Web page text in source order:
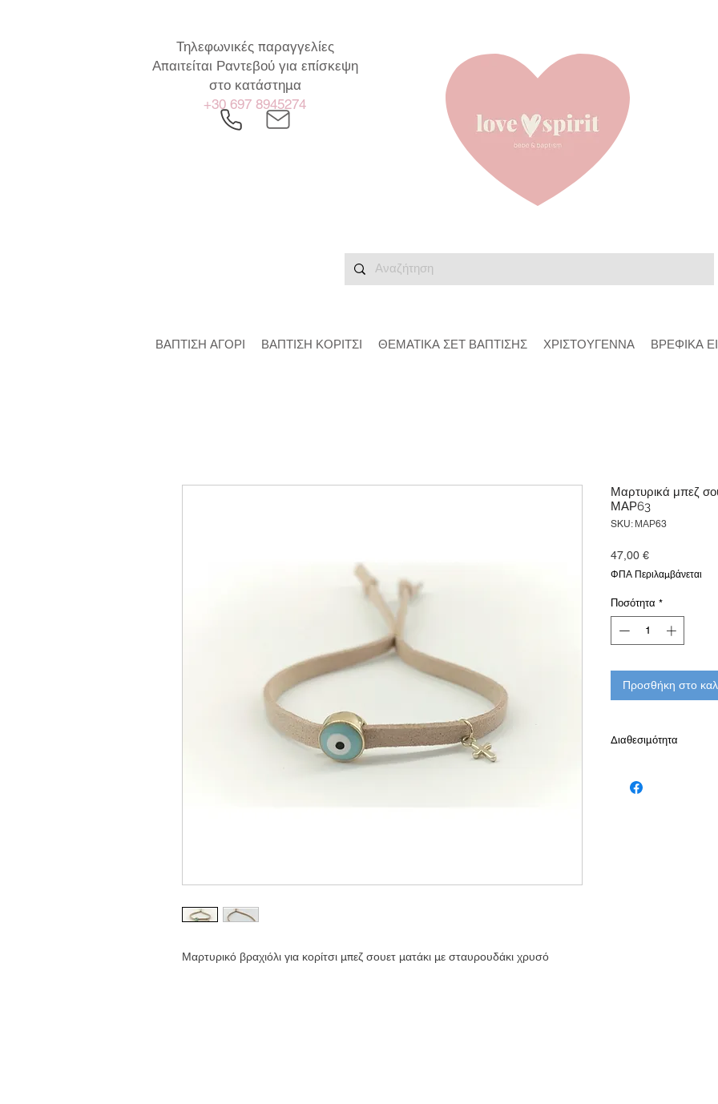
Τηλεφωνικές παραγγελίες
Απαιτείται Ραντεβού για επίσκεψη
στο κατάστημα
+30 697 8945274
Μαρτυρικό βραχιόλι για κορίτσι μπεζ σουετ ματάκι με σταυρουδάκι χρυσό
Μαρτυρικά μπεζ
ΜΑΡ63
SKU: ΜΑΡ63
47,00 €Τιμή
ΦΠΑ Περιλαμβάνεται
Ποσότητα *
Προσθήκη στο
Διαθεσιμότητα
ΒΑΠΤΙΣΗ ΑΓΟΡΙ ΒΑΠΤΙΣΗ ΚΟΡΙΤΣΙ ΘΕΜΑΤΙΚΑ ΣΕΤ ΒΑΠΤΙΣΗΣ ΧΡΙΣΤΟΥΓΕΝΝΑ ΒΡΕΦΙΚΑ